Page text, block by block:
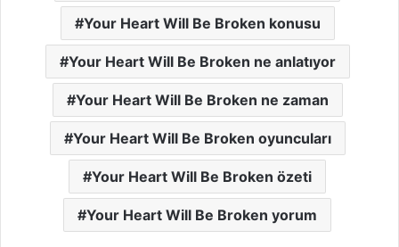
Your Heart Will Be Broken konusu
Your Heart Will Be Broken ne anlatıyor
Your Heart Will Be Broken ne zaman
Your Heart Will Be Broken oyuncuları
Your Heart Will Be Broken özeti
Your Heart Will Be Broken yorum